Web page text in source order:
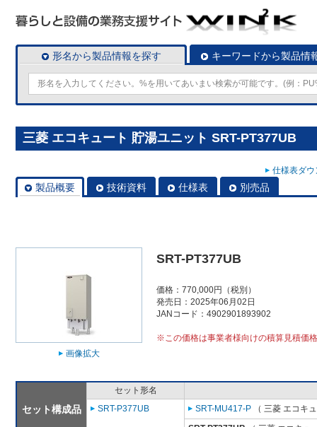
形名から製品情報を探す キーワードから製品情
三菱 エコキュート 貯湯ユニット SRT-PT377UB
仕様表ダ
製品概要 技術資料 仕様表 別売品
画像拡大
SRT-PT377UB
価格：770,000円（税別）
発売日：2025年06月02日
JANコード：4902901893902
※この価格は事業者様向けの積算見積価
セット構成品
セット形名
SRT-P377UB
SRT-MU417-P （ 三菱 エコキ